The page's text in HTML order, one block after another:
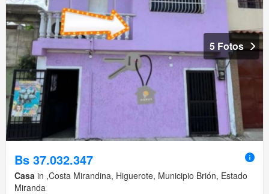
5 Fotos
Bs 37.032.347
Casa in ,Costa Mirandina, Higuerote, Municipio Brión, Estado
Miranda